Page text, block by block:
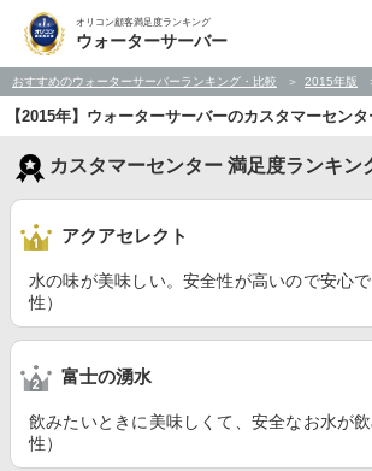
オリコン顧客満足度ランキング
ウォーターサーバー
おすすめのウォーターサーバーランキング・比較 2015年版
【2015年】ウォーターサーバーのカスタマーセン
カスタマーセンター 満足度ランキン
アクアセレクト
水の味が美味しい。安全性が高いので安心
性）
富士の湧水
飲みたいときに美味しくて、安全なお水が
性）